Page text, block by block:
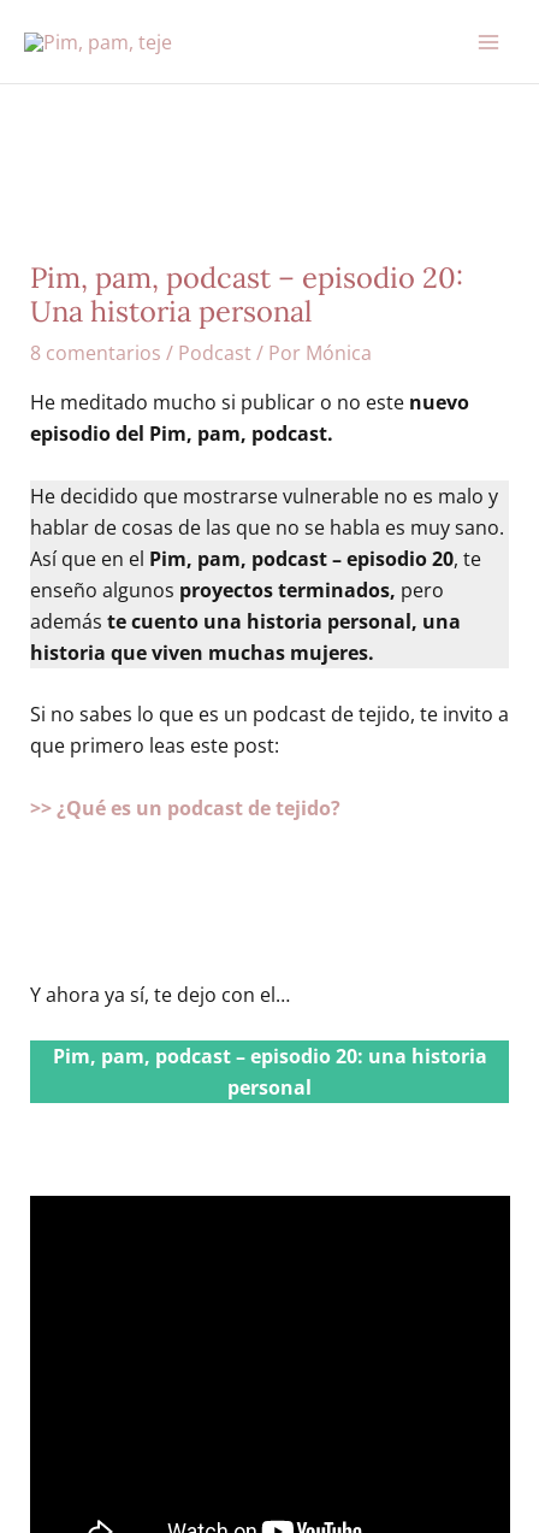
contenido
Pim, pam, podcast – episodio 20:
Una historia personal
8 comentarios / Podcast/ Por Mónica
He meditado mucho si publicar o no este nuevo
episodio del Pim, pam, podcast.
He decidido que mostrarse vulnerable no es malo y
hablar de cosas de las que no se habla es muy sano.
Así que en el Pim, pam, podcast – episodio 20, te
enseño algunos proyectos terminados, pero
además te cuento una historia personal, una
historia que viven muchas mujeres.
Si no sabes lo que es un podcast de tejido, te invito a
que primero leas este post:
>> ¿Qué es un podcast de tejido?
Y ahora ya sí, te dejo con el…
Pim, pam, podcast – episodio 20: una historia
personal